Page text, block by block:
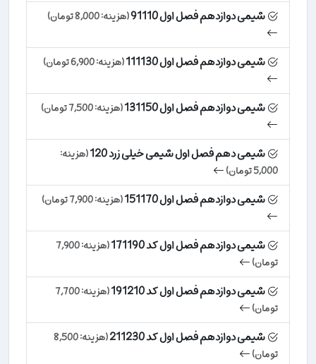
شیمی دوازدهم فصل اول 91110 (هزینه: 8,000 تومان)
شیمی دوازدهم فصل اول 111130 (هزینه: 6,900 تومان)
شیمی دوازدهم فصل اول 131150 (هزینه: 7,500 تومان)
شیمی دهم فصل اول شیمی خیلی زرد 120
(هزینه:
5,000 تومان)
شیمی دوازدهم فصل اول 151170 (هزینه: 7,900 تومان)
شیمی دوازدهم فصل اول کد 171190
(هزینه: 7,900
تومان)
شیمی دوازدهم فصل اول کد 191210
(هزینه: 7,700
تومان)
شیمی دوازدهم فصل اول کد 211230
(هزینه: 8,500
تومان)